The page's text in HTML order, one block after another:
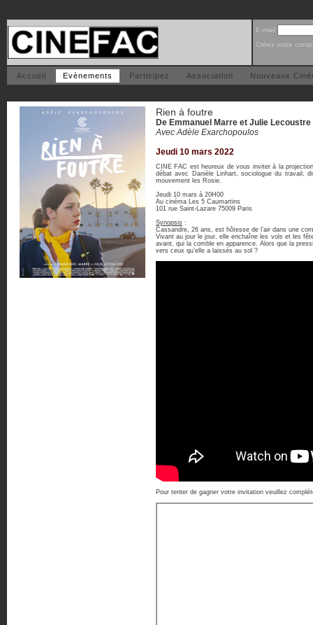
E-mail
Créez votre
Accueil Evènements Participez Association Nouveaux
Rien à foutre
De Emmanuel Marre et Julie Lecoustre
Avec Adèle Exarchopoulos
Jeudi 10 mars 2022
CINE FAC est heureux de vous inviter à la
débat avec Danièle Linhart, sociologue du travail,
mouvement les Rosie.
Jeudi 10 mars à 20H00
Au cinéma Les 5 Caumartins
101 rue Saint-Lazare 75009 Paris
Synopsis :
Cassandre, 26 ans, est hôtesse de l’air dans une
Vivant au jour le jour, elle enchaîne les vols et les
avant, qui la comble en apparence. Alors que la
vers ceux qu’elle a laissés au sol ?
Pour tenter de gagner votre invitation veuillez